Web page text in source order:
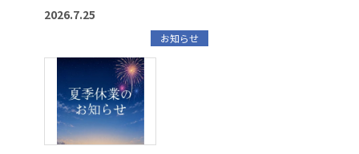
2026.7.25
お知らせ